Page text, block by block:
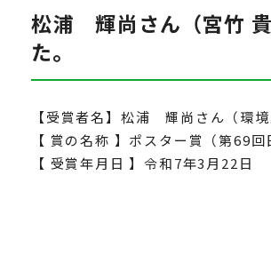
松浦 輝尚さん（宮竹
た。
【受賞者名】松浦 輝尚さん（環
【 賞の名称 】ポスター賞（第69
【 受賞年月日 】令和7年3月22日